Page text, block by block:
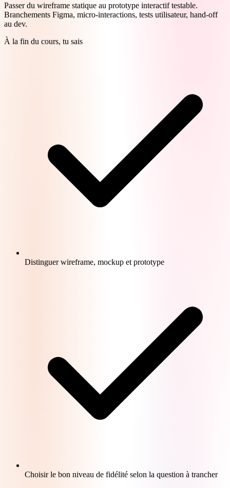
Passer du wireframe statique au prototype interactif testable.
Branchements Figma, micro-interactions, tests utilisateur, hand-off
au dev.
À la fin du cours, tu sais
Distinguer wireframe, mockup et prototype
Choisir le bon niveau de fidélité selon la question à trancher